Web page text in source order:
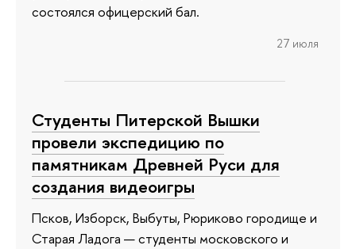
состоялся офицерский бал.
27 июля
Студенты Питерской Вышки
провели экспедицию по
памятникам Древней Руси для
создания видеоигры
Псков, Изборск, Выбуты, Рюриково городище и
Старая Ладога — студенты московского и